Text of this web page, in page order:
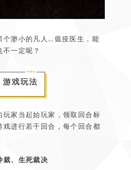
个渺小的凡人…瘟疫医生，能
不一定呢？
游戏玩法
玩家当起始玩家，领取回合标
戏进行若干回合，每个回合都
裁、生死裁决